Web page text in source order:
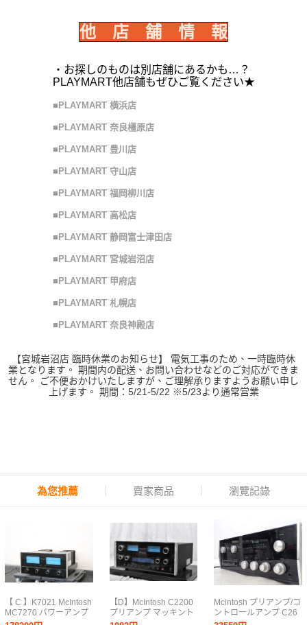
他 店 舗 情 報
・お探しのものは別店舗にあるかも…？
PLAYMART他店舗もぜひご覧ください★
■PLAYMART 横浜店
■PLAYMART 奈良橿原店
■PLAYMART 豊川店
■PLAYMART 守山店
■PLAYMART 福岡柳川店
■PLAYMART 高松店
■PLAYMART 静岡富士津田店
■PLAYMART 宮城岩沼店
■PLAYMART 甲府店
■PLAYMART 札幌店
■PLAYMART 奈良神殿店
【宮城岩沼店 臨時休業のお知らせ】 電気工事のため、一時臨時休
業となります。 期間内の配送、お問い合わせなどのご対応ができま
せん。 ご不便おかけいたしますが、ご理解承りますようお願い申し
上げます。 期間：5/21-5/22 ※5/23より通常営業
為您推薦 賣家商品 瀏覽記錄
【 C 】K7021 McIntosh
MC7270 パワーアンプ
マッキントッシュ
【D】McIntosh C2200
プリアンプ マッキント
ッシュ 3265880【送料
Mcintosh プリアンプ/コ
ントロールアンプ C26
マッキントッシュ ▽